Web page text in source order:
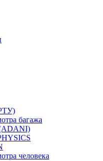
багажа
человека